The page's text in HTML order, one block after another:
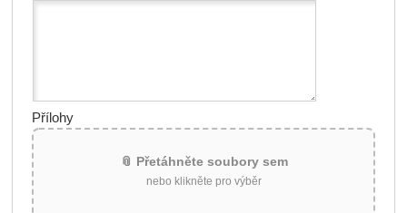
Přílohy
📎 Přetáhněte soubory sem
nebo klikněte pro výběr